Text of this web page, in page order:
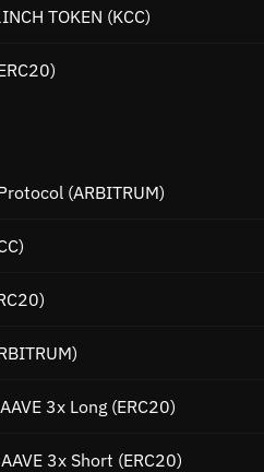
TOKEN (KCC)
(ARBITRUM)
3x Long (ERC20)
3x Short (ERC20)